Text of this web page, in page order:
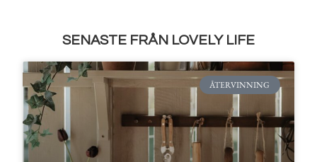
SENASTE FRÅN LOVELY LIFE
ÅTERVINNING